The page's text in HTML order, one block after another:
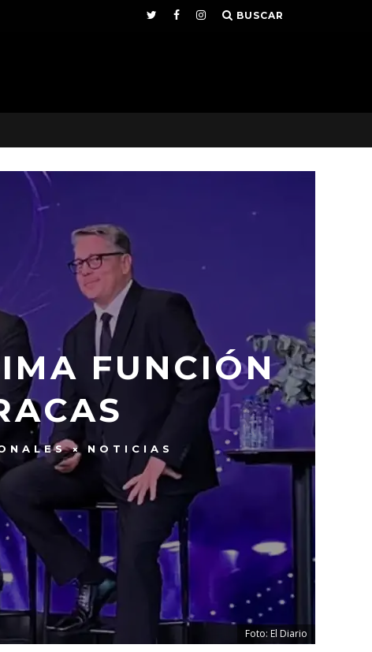
BUSCAR
FUNCIÓN
NOTICIAS
Foto: El Diario